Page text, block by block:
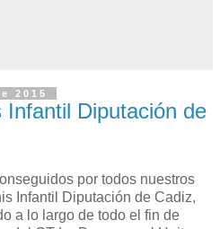
2015
Infantil Diputación de
por todos nuestros
Infantil Diputación de Cadiz,
a lo largo de todo el fin de